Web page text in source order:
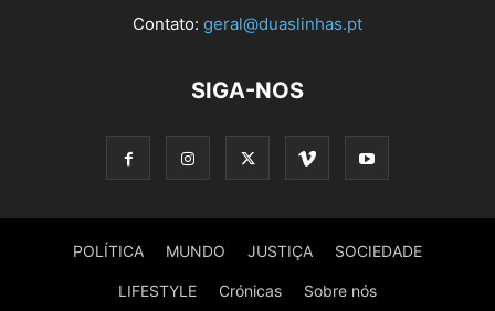
Contato: geral@duaslinhas.pt
SIGA-NOS
POLÍTICA MUNDO JUSTIÇA SOCIEDADE
LIFESTYLE Crónicas Sobre nós